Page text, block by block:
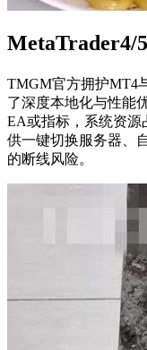
MetaTrader4/
TMGM官方拥护MT4
了深度本地化与性能
EA或指标，系统资源
供一键切换服务器、
的断线风险。